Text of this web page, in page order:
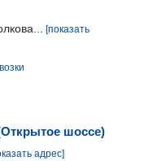
[показать
шоссе)
адрес]